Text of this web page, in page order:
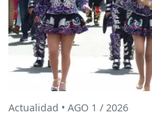
Actualidad • AGO 1 / 2026